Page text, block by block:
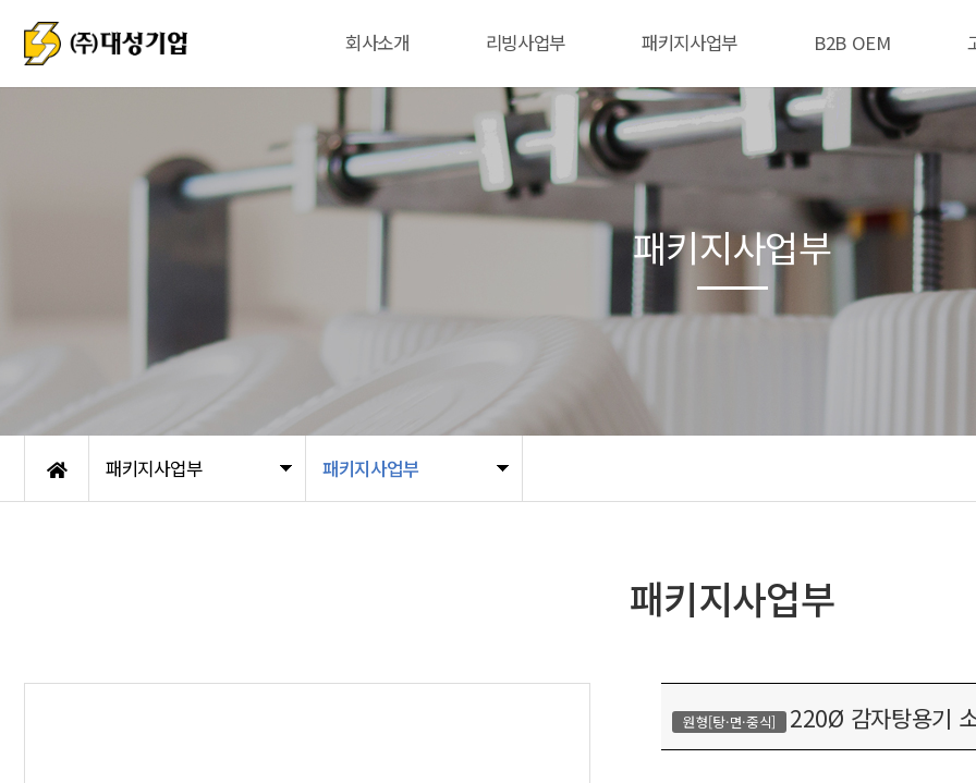
회사소개 리빙사업부 패키지사업부 B2B OEM
패키지사업부 패키지사업부
패키지사업부
패키지사업부
원형[탕·면·중식] 220Ø 감자탕용기